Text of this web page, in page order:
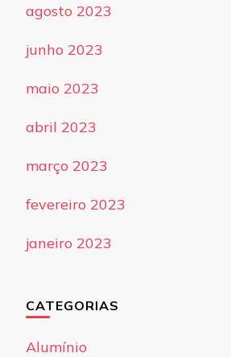
agosto 2023
junho 2023
maio 2023
abril 2023
março 2023
fevereiro 2023
janeiro 2023
CATEGORIAS
Alumínio